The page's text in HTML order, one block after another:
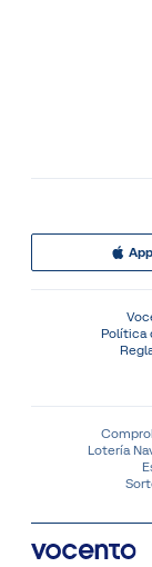
Política
Lotería